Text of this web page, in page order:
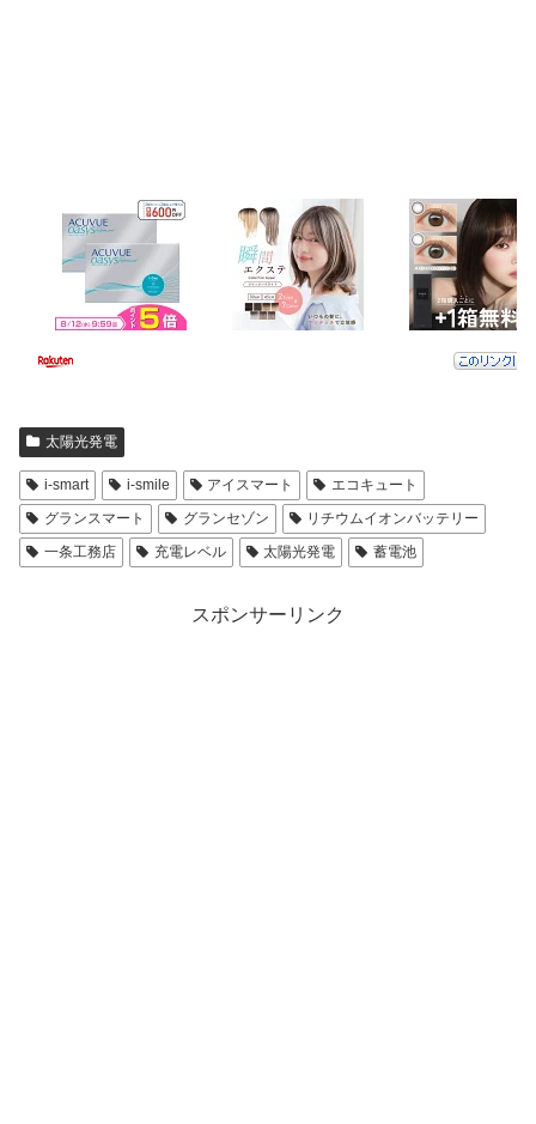
太陽光発電
i-smart i-smile アイスマート
エコキュート
グランスマート
グランセゾン
リチウムイオンバッテリー
一条工務店
充電レベル 太陽光発電 蓄電池
スポンサーリンク